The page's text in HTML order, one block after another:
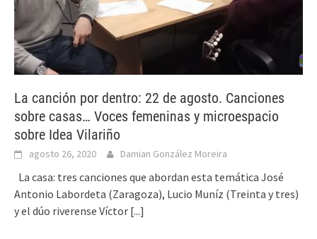
La canción por dentro: 22 de agosto. Canciones
sobre casas… Voces femeninas y microespacio
sobre Idea Vilariño
agosto 26, 2020 Damian González Moreira
La casa: tres canciones que abordan esta temática José
Antonio Labordeta (Zaragoza), Lucio Muníz (Treinta y tres)
y el dúo riverense Víctor [...]